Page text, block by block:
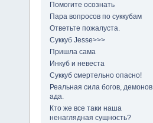
Помогите осознать
Пара вопросов по суккубам
Ответьте пожалуста.
Суккуб Jesse>>>
Пришла сама
Инкуб и невеста
Суккуб смертельно опасно!
Реальная сила богов, демонов
ада.
Кто же все таки наша
ненаглядная сущность?